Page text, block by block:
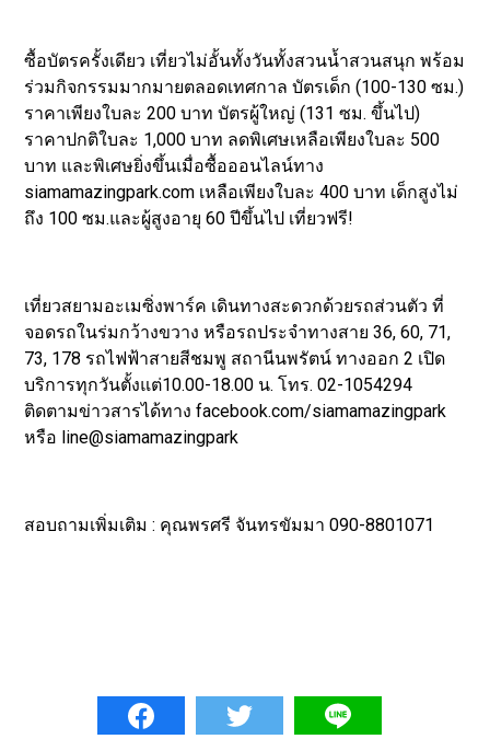
ซื้อบัตรครั้งเดียว เที่ยวไม่อั้นทั้งวันทั้งสวนน้ำสวนสนุก พร้อม
ร่วมกิจกรรมมากมายตลอดเทศกาล บัตรเด็ก (100-130 ซม.)
ราคาเพียงใบละ 200 บาท บัตรผู้ใหญ่ (131 ซม. ขึ้นไป)
ราคาปกติใบละ 1,000 บาท ลดพิเศษเหลือเพียงใบละ 500
บาท และพิเศษยิ่งขึ้นเมื่อซื้อออนไลน์ทาง
siamamazingpark.com เหลือเพียงใบละ 400 บาท เด็กสูงไม่
ถึง 100 ซม.และผู้สูงอายุ 60 ปีขึ้นไป เที่ยวฟรี!
เที่ยวสยามอะเมซิ่งพาร์ค เดินทางสะดวกด้วยรถส่วนตัว ที่
จอดรถในร่มกว้างขวาง หรือรถประจำทางสาย 36, 60, 71,
73, 178 รถไฟฟ้าสายสีชมพู สถานีนพรัตน์ ทางออก 2 เปิด
บริการทุกวันตั้งแต่10.00-18.00 น. โทร. 02-1054294
ติดตามข่าวสารได้ทาง facebook.com/siamamazingpark
หรือ line@siamamazingpark
สอบถามเพิ่มเติม : คุณพรศรี จันทรขัมมา 090-8801071